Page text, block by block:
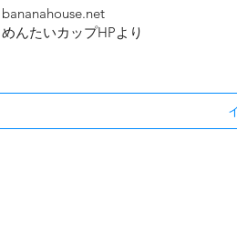
bananahouse.net
めんたいカップHPより